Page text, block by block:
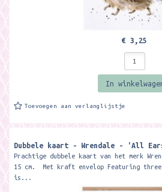
€ 3,25
In
Toevoegen aan verlanglijstje
Dubbele kaart - Wrendale - 'All
Prachtige dubbele kaart van het merk
15 cm. Met kraft envelop Featuring
is...